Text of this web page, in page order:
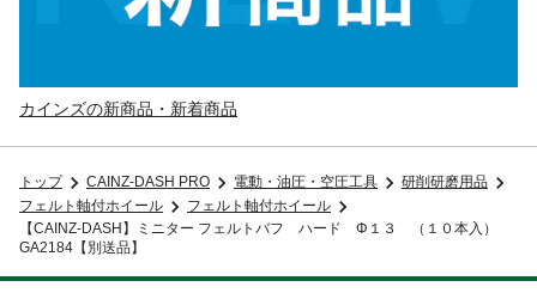
カインズの新商品・新着商品
トップ CAINZ-DASH PRO 電動・油圧・空圧工具
研削研磨用品
フェルト軸付ホイール
フェルト軸付ホイール
【CAINZ-DASH】ミニター フェルトバフ ハード Φ１３ （１０本入）
GA2184【別送品】